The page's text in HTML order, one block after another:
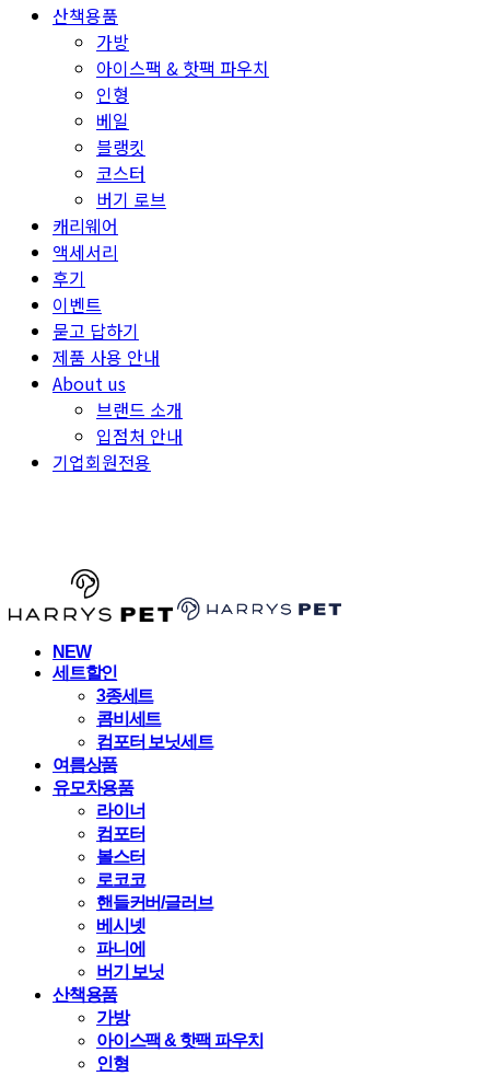
산책용품
가방
아이스팩 & 핫팩 파우치
인형
베일
블랭킷
코스터
버기 로브
캐리웨어
액세서리
후기
이벤트
묻고 답하기
제품 사용 안내
About us
브랜드 소개
입점처 안내
기업회원전용
NEW
세트할인
3종세트
콤비세트
컴포터 보닛세트
여름상품
유모차용품
라이너
컴포터
볼스터
로코코
핸들커버/글러브
베시넷
파니에
버기 보닛
산책용품
가방
아이스팩 & 핫팩 파우치
인형